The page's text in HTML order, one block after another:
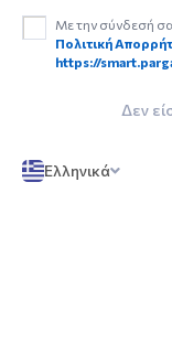
Με την σύνδεσή
Πολιτική
https://
Δεν
Ελληνικά